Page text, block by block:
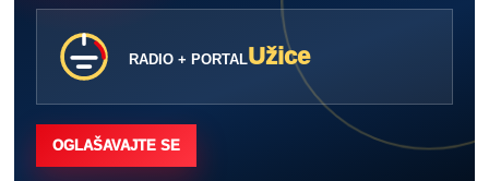
RADIO + PORTALUžice
OGLAŠAVAJTE SE